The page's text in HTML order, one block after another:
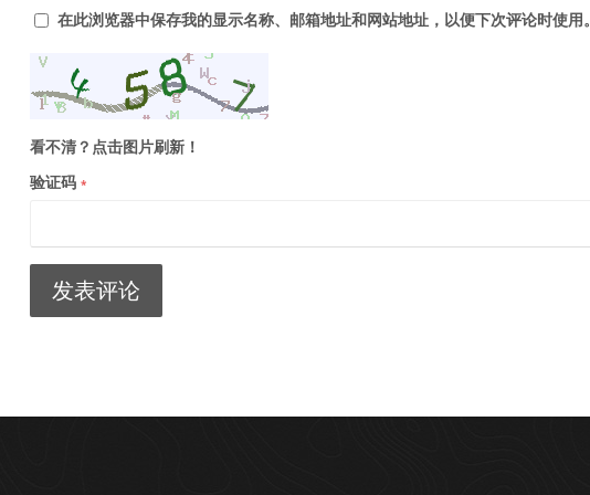
在此浏览器中保存我的显示名称、邮箱地址和网站地址，以便下次评论时使用。
看不清？点击图片刷新！
验证码 *